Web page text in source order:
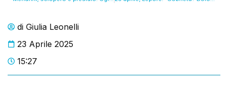
di Giulia Leonelli
23 Aprile 2025
15:27